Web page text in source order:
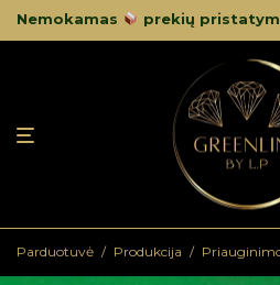
Nemokamas prekių
Parduotuvė / Produkcija /